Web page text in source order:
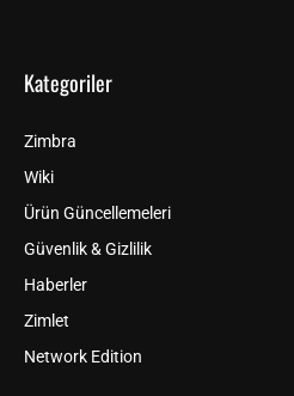
Kategoriler
Zimbra
Wiki
Ürün Güncellemeleri
Güvenlik & Gizlilik
Haberler
Zimlet
Network Edition